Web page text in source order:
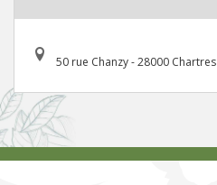
50 rue Chanzy - 28000 Chartres